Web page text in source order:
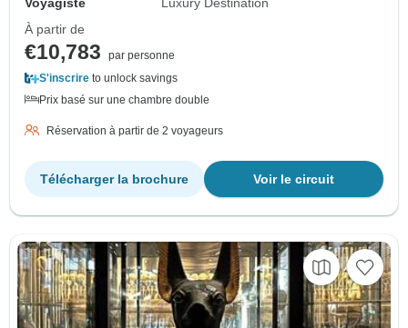
Voyagiste
Luxury Destination
À partir de
€10,783
par personne
S'inscrire to unlock savings
Prix basé sur une chambre double
Réservation à partir de 2 voyageurs
Voir le circuit
Télécharger la brochure